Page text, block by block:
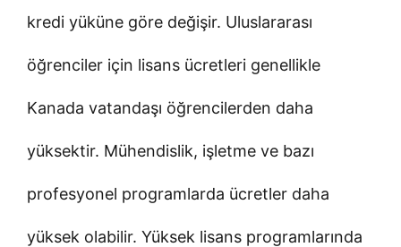
kredi yüküne göre değişir. Uluslararası
öğrenciler için lisans ücretleri genellikle
Kanada vatandaşı öğrencilerden daha
yüksektir. Mühendislik, işletme ve bazı
profesyonel programlarda ücretler daha
yüksek olabilir. Yüksek lisans programlarında